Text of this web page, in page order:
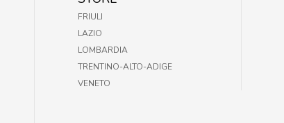
FRIULI
LAZIO
LOMBARDIA
TRENTINO-ALTO-ADIGE
VENETO